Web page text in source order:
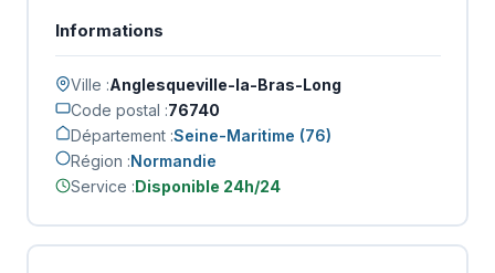
Informations
Ville :Anglesqueville-la-Bras-Long
Code postal :76740
Département :Seine-Maritime (76)
Région :Normandie
Service :Disponible 24h/24